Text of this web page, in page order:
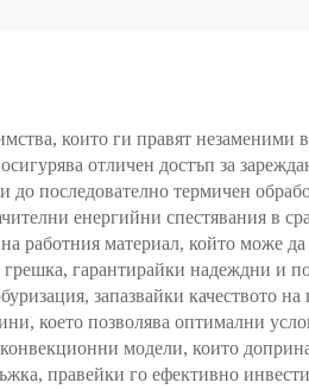
които ги правят
отличен достъп за
до последователно термичен
енергийни спестявания в
работния материал, който може
гарантирайки надеждни и
запазвайки качеството
което позволява оптимални
модели, които
правейки го ефективно